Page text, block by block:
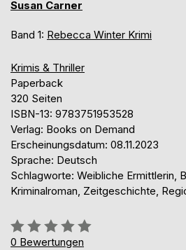
Susan Carner
Band 1: Rebecca Winter Krimi
Krimis & Thriller
Paperback
320 Seiten
ISBN-13: 9783751953528
Verlag: Books on Demand
Erscheinungsdatum: 08.11.2023
Sprache: Deutsch
Schlagworte: Weibliche Ermittlerin,
Kriminalroman, Zeitgeschichte,
Bewertung::
0%
0 Bewertungen